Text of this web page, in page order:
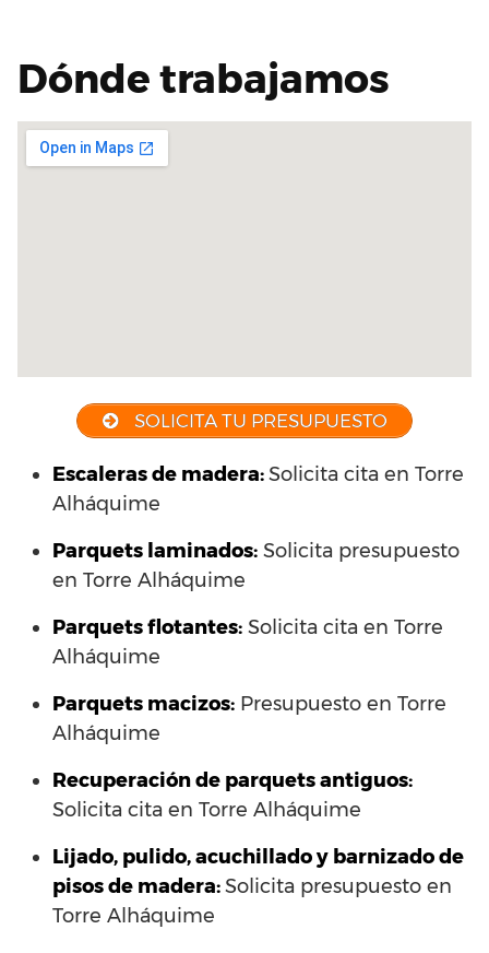
Dónde trabajamos
SOLICITA TU PRESUPUESTO
Escaleras de madera:Solicita cita en Torre
Alháquime
Parquets laminados: Solicita presupuesto
en Torre Alháquime
Parquets flotantes: Solicita cita en Torre
Alháquime
Parquets macizos: Presupuesto en Torre
Alháquime
Recuperación de parquets antiguos:
Solicita cita en Torre Alháquime
Lijado, pulido, acuchillado y barnizado de
pisos de madera:Solicita presupuesto en
Torre Alháquime